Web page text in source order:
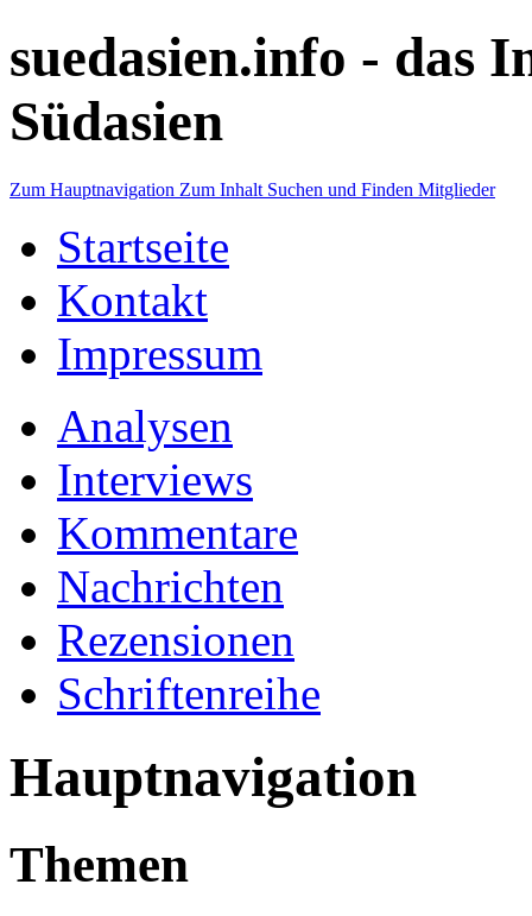
suedasien.info - das
Südasien
Zum Hauptnavigation Zum Inhalt Suchen und Finden Mitglieder
Startseite
Kontakt
Impressum
Analysen
Interviews
Kommentare
Nachrichten
Rezensionen
Schriftenreihe
Hauptnavigation
Themen